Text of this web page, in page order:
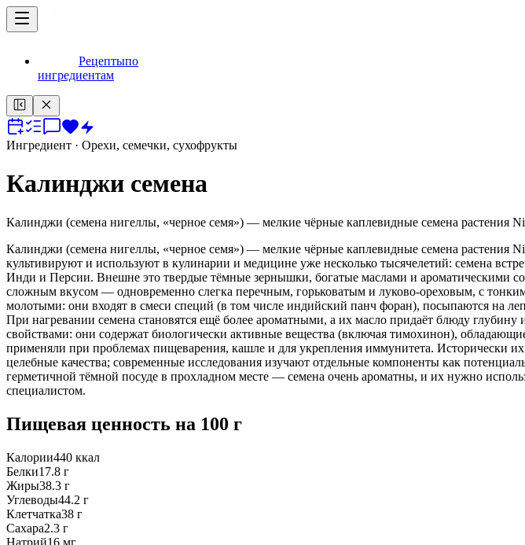
Рецептыпо
ингредиентам
Ингредиент · Орехи, семечки, сухофрукты
Калинджи семена
Калинджи (семена нигеллы, «черное семя») — мелкие чёрные каплевидные семена
Калинджи (семена нигеллы, «черное семя») — мелкие чёрные каплевидные семена
культивируют и используют в кулинарии и медицине уже несколько тысячелетий: семена
Инди и Персии. Внешне это твердые тёмные зернышки, богатые маслами и ароматическими
сложным вкусом — одновременно слегка перечным, горьковатым и луково-ореховым, с
молотыми: они входят в смеси специй (в том числе индийский панч форан), посыпаются на
При нагревании семена становятся ещё более ароматными, а их масло придаёт блюду
свойствами: они содержат биологически активные вещества (включая тимохинон),
применяли при проблемах пищеварения, кашле и для укрепления иммунитета. Исторически
целебные качества; современные исследования изучают отдельные компоненты как
герметичной тёмной посуде в прохладном месте — семена очень ароматны, и их нужно
специалистом.
Пищевая ценность на 100 г
Калории440 ккал
Белки17.8 г
Жиры38.3 г
Углеводы44.2 г
Клетчатка38 г
Сахара2.3 г
Натрий16 мг